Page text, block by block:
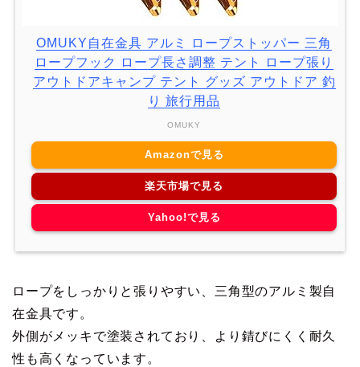
OMUKY自在金具 アルミ ロープストッパー 三角
ロープフック ロープ長さ調整 テント ロープ張り
アウトドアキャンプ テント グッズ アウトドア 釣
り 旅行用品
OMUKY
Amazonで見る
楽天市場で見る
Yahoo!で見る
ロープをしっかりと張りやすい、三角型のアルミ製自
在金具です。
外側がメッキで塗装されており、より錆びにくく耐久
性も高くなっています。